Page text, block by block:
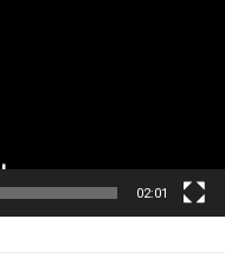
02:01